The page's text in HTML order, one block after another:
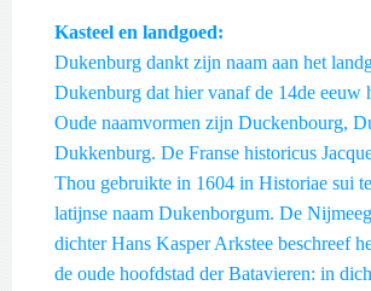
Kasteel en landgoed:
Dukenburg dankt zijn naam aan het
Dukenburg dat hier vanaf de 14de eeuw
Oude naamvormen zijn Duckenbourg,
Dukkenburg. De Franse historicus
Thou gebruikte in 1604 in Historiae sui
latijnse naam Dukenborgum. De
dichter Hans Kasper Arkstee beschreef
de oude hoofdstad der Batavieren: in